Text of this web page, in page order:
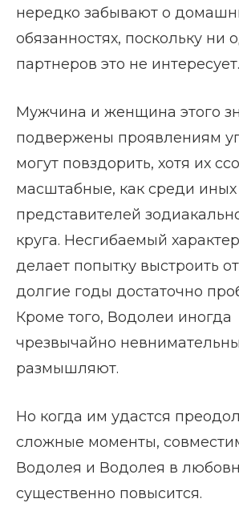
нередко забывают о
обязанностях, поскольку ни
партнеров это не интересует.
Мужчина и женщина этого
подвержены проявлениям
могут повздорить, хотя их
масштабные, как среди иных
представителей
круга. Несгибаемый
делает попытку выстроить
долгие годы достаточно
Кроме того, Водолеи иногда
чрезвычайно
размышляют.
Но когда им удастся
сложные моменты,
Водолея и Водолея в
существенно повысится.